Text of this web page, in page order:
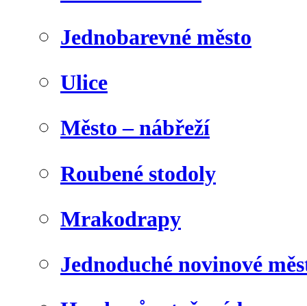
Jednobarevné město
Ulice
Město – nábřeží
Roubené stodoly
Mrakodrapy
Jednoduché novinové